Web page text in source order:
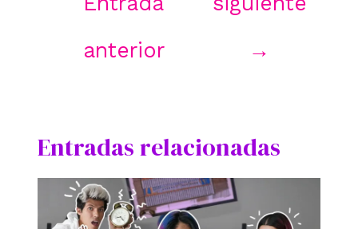
anterior
→
Entradas relacionadas